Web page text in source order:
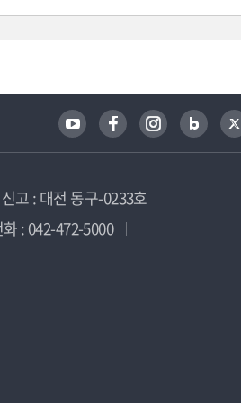
고 : 대전 동구-0233호
: 042-472-5000